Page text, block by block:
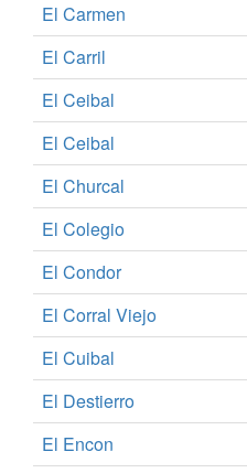
El Carmen
El Carril
El Ceibal
El Ceibal
El Churcal
El Colegio
El Condor
El Corral Viejo
El Cuibal
El Destierro
El Encon